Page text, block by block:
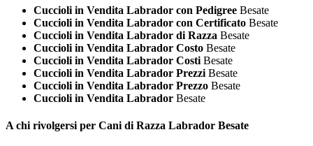
Cuccioli in Vendita Labrador con Pedigree Besate
Cuccioli in Vendita Labrador con Certificato Besate
Cuccioli in Vendita Labrador di Razza Besate
Cuccioli in Vendita Labrador Costo Besate
Cuccioli in Vendita Labrador Costi Besate
Cuccioli in Vendita Labrador Prezzi Besate
Cuccioli in Vendita Labrador Prezzo Besate
Cuccioli in Vendita Labrador Besate
A chi rivolgersi per Cani di Razza Labrador Besate